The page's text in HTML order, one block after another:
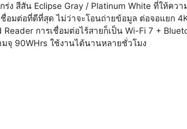
ง สีสัน Eclipse Gray / Platinum White ที่ให้คว
อมต่อที่ดีที่สุด ไม่ว่าจะโอนถ่ายข้อมูล ต่อจอแยก
การเชื่อมต่อไร้สายก็เป็น Wi-Fi 7 +
จุ 90WHrs ใช้งานได้นานหลายชั่วโมง